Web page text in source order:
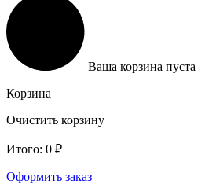
Ваша корзина пуста
Корзина
Очистить корзину
Итого: 0 ₽
Оформить заказ